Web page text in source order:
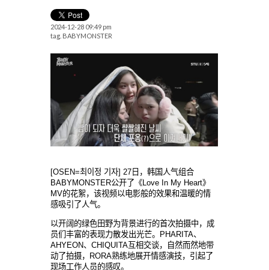
2024-12-28 09:49 pm
tag. BABYMONSTER
[OSEN=최이정 기자] 27日，韩国人气组合
BABYMONSTER公开了《Love In My Heart》
MV的花絮，该视频以电影般的效果和温暖的情
感吸引了人气。
以开阔的绿色田野为背景进行的首次拍摄中，成
员们丰富的表现力散发出光芒。PHARITA、
AHYEON、CHIQUITA互相交谈，自然而然地带
动了拍摄，RORA熟练地展开情感演技，引起了
现场工作人员的感叹。